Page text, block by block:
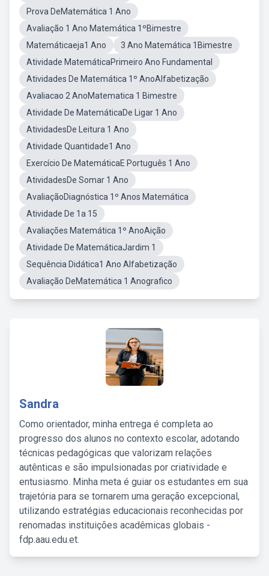
Prova DeMatemática 1 Ano
Avaliação 1 Ano Matemática 1ºBimestre
Matemáticaeja1 Ano
3 Ano Matemática 1Bimestre
Atividade MatemáticaPrimeiro Ano Fundamental
Atividades De Matemática 1º AnoAlfabetização
Avaliacao 2 AnoMatematica 1 Bimestre
Atividade De MatemáticaDe Ligar 1 Ano
AtividadesDe Leitura 1 Ano
Atividade Quantidade1 Ano
Exercício De MatemáticaE Português 1 Ano
AtividadesDe Somar 1 Ano
AvaliaçãoDiagnóstica 1º Anos Matemática
Atividade De 1a 15
Avaliações Matemática 1º AnoAição
Atividade De MatemáticaJardim 1
Sequência Didática1 Ano Alfabetização
Avaliação DeMatemática 1 Anografico
Sandra
Como orientador, minha entrega é completa ao
progresso dos alunos no contexto escolar, adotando
técnicas pedagógicas que valorizam relações
autênticas e são impulsionadas por criatividade e
entusiasmo. Minha meta é guiar os estudantes em sua
trajetória para se tornarem uma geração excepcional,
utilizando estratégias educacionais reconhecidas por
renomadas instituições acadêmicas globais -
fdp.aau.edu.et.